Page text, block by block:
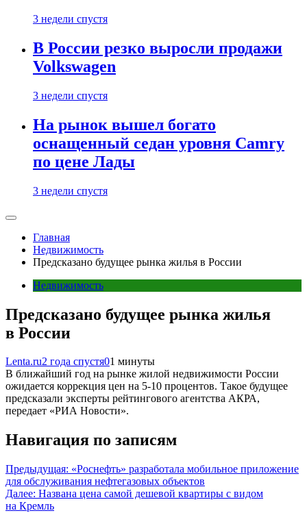
3 недели спустя
В России резко выросли продажи
Volkswagen
3 недели спустя
На рынок вышел богато
оснащенный седан уровня Camry
по цене Лады
3 недели спустя
Главная
Недвижимость
Предсказано будущее рынка жилья в России
Недвижимость
Предсказано будущее рынка жилья
в России
Lenta.ru2 года спустя01 минуты
В ближайший год на рынке жилой недвижимости России
ожидается коррекция цен на 5-10 процентов. Такое будущее
предсказали эксперты рейтингового агентства АКРА,
передает «РИА Новости».
Навигация по записям
Предыдущая: «Роснефть» разработала мобильное приложение
для обслуживания нефтегазовых объектов
Далее: Названа цена самой дешевой квартиры с видом
на Кремль